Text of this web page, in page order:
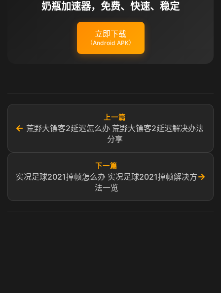
奶瓶加速器，免费、快速、稳定
立即下载
（Android APK）
←
上一篇
荒野大镖客2延迟怎么办 荒野大镖客2延迟解决办法
分享
下一篇
实况足球2021掉帧怎么办 实况足球2021掉帧解决方
法一览
→